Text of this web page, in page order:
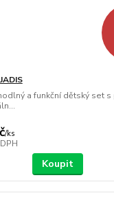
a funkční dětský set
/ks
Koupit